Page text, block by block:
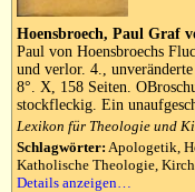
Hoensbroech, Paul Graf
Paul von Hoensbroechs
und verlor. 4.,
8°. X, 158 Seiten.
stockfleckig. Ein
Lexikon für Theologie und
Schlagwörter: Apologetik,
Katholische Theologie,
Details anzeigen…